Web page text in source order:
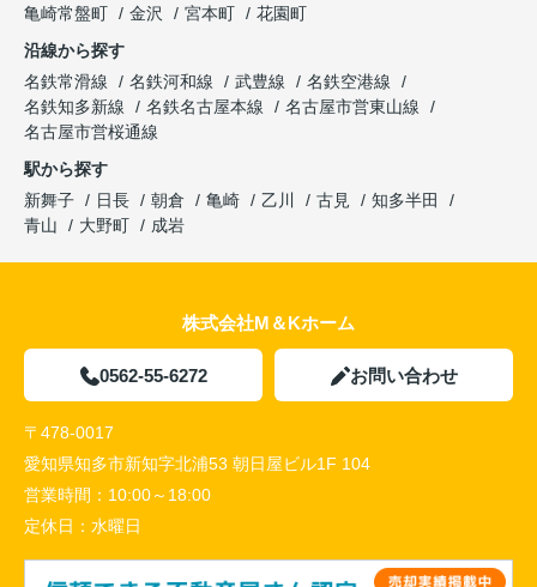
亀崎常盤町
金沢 宮本町
花園町
沿線から探す
名鉄常滑線
名鉄河和線 武豊線
名鉄空港線
名鉄知多新線
名鉄名古屋本線
名古屋市営東山線
名古屋市営桜通線
駅から探す
新舞子
日長 朝倉 亀崎 乙川 古見
知多半田
青山
大野町 成岩
株式会社M＆Kホーム
0562-55-6272 お問い合わせ
〒478-0017
愛知県知多市新知字北浦53 朝日屋ビル1F 104
営業時間： 10:00～18:00
定休日： 水曜日